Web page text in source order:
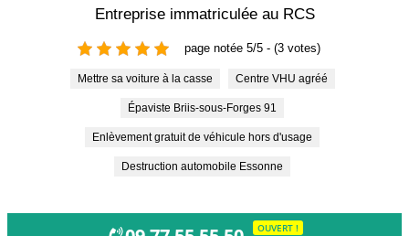
Entreprise immatriculée au RCS
page notée 5/5 - (3 votes)
Mettre sa voiture à la casse Centre VHU agréé
Épaviste Briis-sous-Forges 91
Enlèvement gratuit de véhicule hors d'usage
Destruction automobile Essonne
OUVERT !